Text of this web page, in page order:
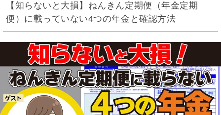
【知らないと大損】ねんきん定期便（年金定期
便）に載っていない4つの年金と確認方法